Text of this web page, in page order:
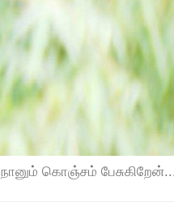
நானும் கொஞ்சம்